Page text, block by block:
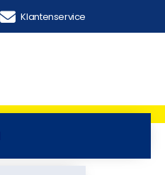
Klantenservice